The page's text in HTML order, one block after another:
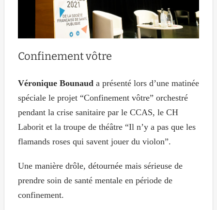
Confinement vôtre
Véronique Bounauda présenté lors d’une matinée
spéciale le projet “Confinement vôtre” orchestré
pendant la crise sanitaire par le CCAS, le CH
Laborit et la troupe de théâtre “Il n’y a pas que les
flamands roses qui savent jouer du violon”.
Une manière drôle, détournée mais sérieuse de
prendre soin de santé mentale en période de
confinement.